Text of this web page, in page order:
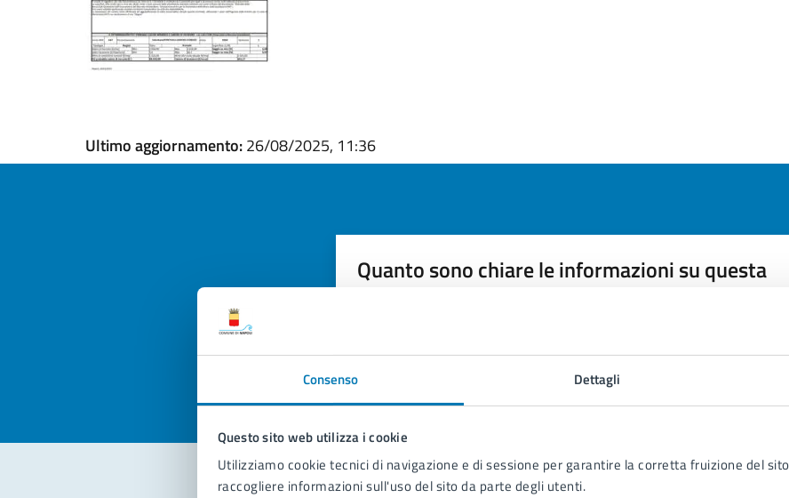
Consenso Dettagli
Questo sito web utilizza i cookie
Utilizziamo cookie tecnici di navigazione e di sessione per garantire la corretta fruizione del
raccogliere informazioni sull'uso del sito da parte degli utenti.
Ultimo aggiornamento:26/08/2025, 11:36
Quanto sono chiare le informazioni su questa
Valuta 5 stelle su 5
Valuta 4 stelle su 5
Valuta 3 stelle su 5
Valuta 2 stelle su 5
Valuta 1 stelle su 5